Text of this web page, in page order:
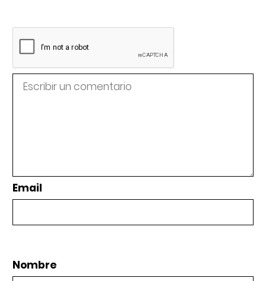
Email
Nombre